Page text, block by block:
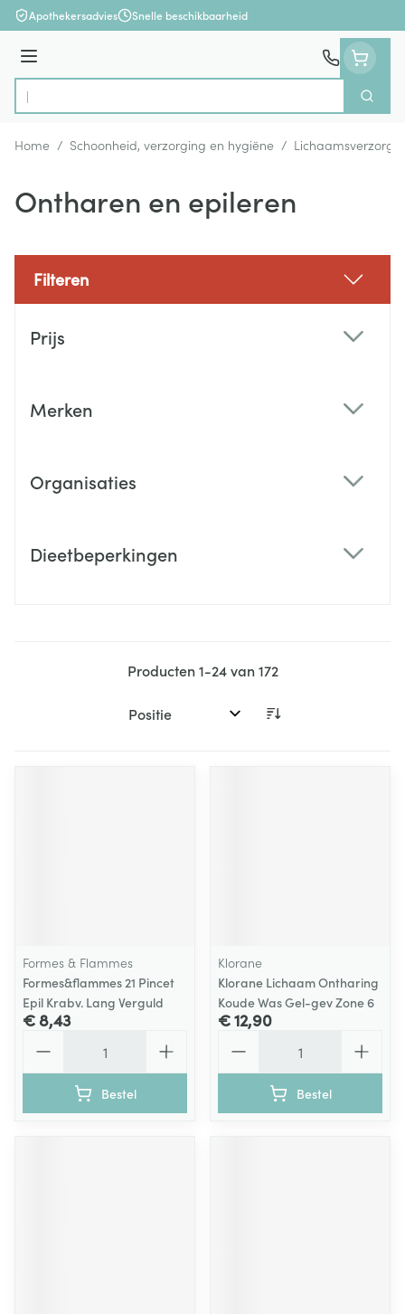
Ga naar de inhoud
Apothekersadvies Snelle beschikbaarheid
Menu
Product, merk, categorie...
Zoek
Home / Schoonheid, verzorging en hygiëne /
Ontharen en epileren
Filteren
Prijs
Merken
Organisaties
Dieetbeperkingen
Producten1-24van172
Sorteer op:
Formes & Flammes
Formes&flammes 21 Pincet
Epil Krabv. Lang Verguld
€ 8,43
Bestel
Klorane
Klorane Lichaam Ontharing
Koude Was Gel-gev Zone 6
€ 12,90
Bestel